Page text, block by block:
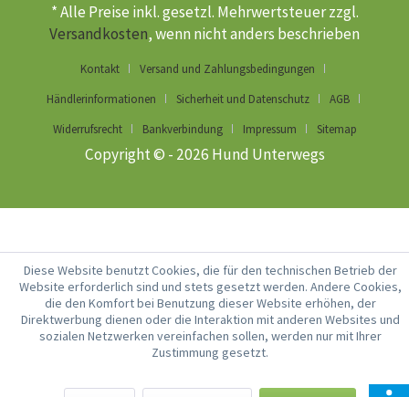
* Alle Preise inkl. gesetzl. Mehrwertsteuer zzgl.
Versandkosten, wenn nicht anders beschrieben
Kontakt
Versand und Zahlungsbedingungen
Händlerinformationen
Sicherheit und Datenschutz
AGB
Widerrufsrecht
Bankverbindung Impressum Sitemap
Copyright © - 2026 Hund Unterwegs
Diese Website benutzt Cookies, die für den technischen Betrieb der
Website erforderlich sind und stets gesetzt werden. Andere Cookies,
die den Komfort bei Benutzung dieser Website erhöhen, der
Direktwerbung dienen oder die Interaktion mit anderen Websites und
sozialen Netzwerken vereinfachen sollen, werden nur mit Ihrer
Zustimmung gesetzt.